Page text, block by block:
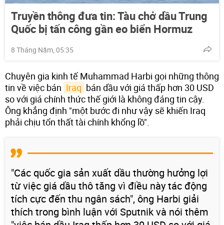
Truyền thông đưa tin: Tàu chở dầu Trung
Quốc bị tấn công gần eo biển Hormuz
8 Tháng Năm, 05:35
Chuyên gia kinh tế Muhammad Harbi gọi những thông
tin về việc bán Iraq bán dầu với giá thấp hơn 30 USD
so với giá chính thức thế giới là không đáng tin cậy.
Ông khẳng định "một bước đi như vậy sẽ khiến Iraq
phải chịu tổn thất tài chính khổng lồ".
"Các quốc gia sản xuất dầu thường hưởng lợi
từ việc giá dầu thô tăng vì điều này tác động
tích cực đến thu ngân sách", ông Harbi giải
thích trong bình luận với Sputnik và nói thêm